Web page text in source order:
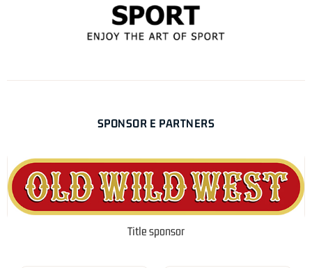
SPONSOR E PARTNERS
Title sponsor